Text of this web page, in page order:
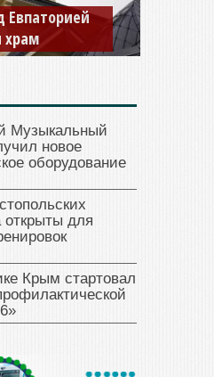
Евпаторией
храм
Музыкальный
новое
оборудование
открыты для
Крым стартовал